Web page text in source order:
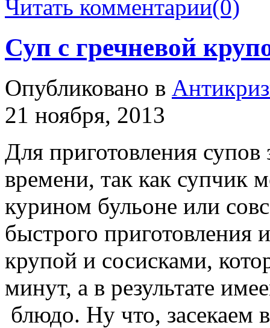
Читать комментарии(0)
Суп с гречневой
Опубликовано в
21 ноября, 2013
Для приготовления
времени, так как супчик
курином бульоне или
быстрого приготовления
крупой и сосисками,
минут, а в результате
блюдо. Ну что,